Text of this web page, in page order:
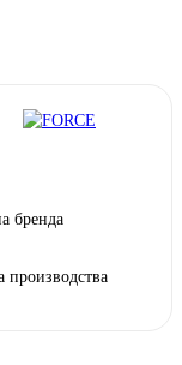
бренда